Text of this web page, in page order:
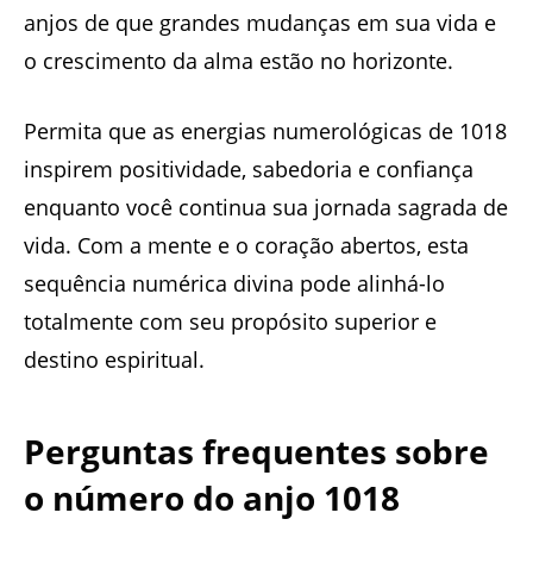
anjos de que grandes mudanças em sua vida e
o crescimento da alma estão no horizonte.
Permita que as energias numerológicas de 1018
inspirem positividade, sabedoria e confiança
enquanto você continua sua jornada sagrada de
vida. Com a mente e o coração abertos, esta
sequência numérica divina pode alinhá-lo
totalmente com seu propósito superior e
destino espiritual.
Perguntas frequentes sobre
o número do anjo 1018